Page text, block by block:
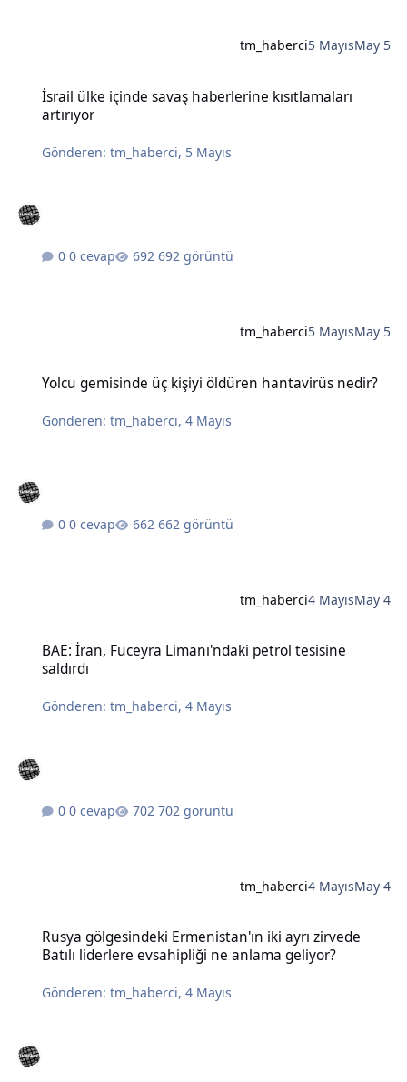
tm_haberci5 MayısMay 5
İsrail ülke içinde savaş haberlerine kısıtlamaları
artırıyor
Gönderen:tm_haberci, 5 Mayıs
0 cevap 692 görüntü
tm_haberci5 MayısMay 5
Yolcu gemisinde üç kişiyi öldüren hantavirüs nedir?
Gönderen:tm_haberci,4 Mayıs
0 cevap 662 görüntü
tm_haberci4 MayısMay 4
BAE: İran, Fuceyra Limanı'ndaki petrol tesisine
saldırdı
Gönderen:tm_haberci,4 Mayıs
0 cevap 702 görüntü
tm_haberci4 MayısMay 4
Rusya gölgesindeki Ermenistan'ın iki ayrı zirvede
Batılı liderlere evsahipliği ne anlama geliyor?
Gönderen:tm_haberci,4 Mayıs